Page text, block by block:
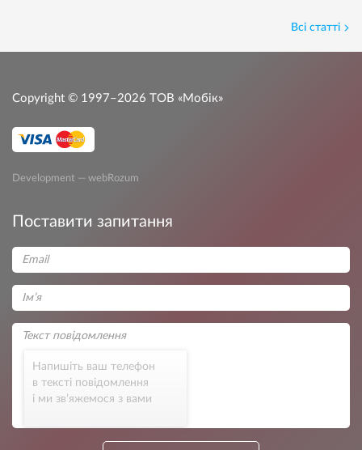
Всі статті
Copyright © 1997–2026 ТОВ «Мобік»
Development — webRozum
Поставити запитання
Напишіть ваш телефон
в тексті повідомлення
і ми зв’яжемося з вами